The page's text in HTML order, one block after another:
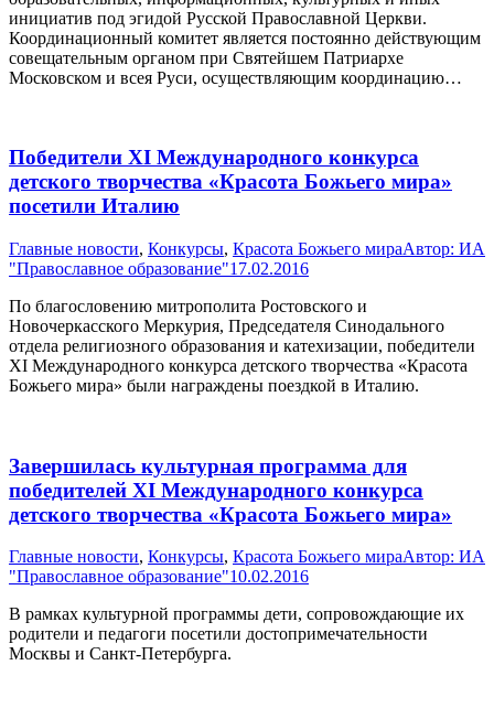
инициатив под эгидой Русской Православной Церкви.
Координационный комитет является постоянно действующим
совещательным органом при Святейшем Патриархе
Московском и всея Руси, осуществляющим координацию…
Победители XI Международного конкурса
детского творчества «Красота Божьего мира»
посетили Италию
Главные новости, Конкурсы, Красота Божьего мираАвтор: ИА
"Православное образование"17.02.2016
По благословению митрополита Ростовского и
Новочеркасского Меркурия, Председателя Синодального
отдела религиозного образования и катехизации, победители
XI Международного конкурса детского творчества «Красота
Божьего мира» были награждены поездкой в Италию.
Завершилась культурная программа для
победителей XI Международного конкурса
детского творчества «Красота Божьего мира»
Главные новости, Конкурсы, Красота Божьего мираАвтор: ИА
"Православное образование"10.02.2016
В рамках культурной программы дети, сопровождающие их
родители и педагоги посетили достопримечательности
Москвы и Санкт-Петербурга.